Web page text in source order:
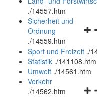
./14557.htm
und
Sicherheit und
Ordnung
./14559.htm
Sport und Freizeit ./
Statistik ./141108.htm
Umwelt ./14561.htm
Verkehr
./14562.htm